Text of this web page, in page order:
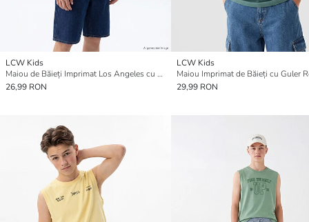
LCW Kids
Maiou de Băieți Imprimat Los Angeles cu Guler Rotund
26,99 RON
LCW Kids
Maiou Imprimat de Băieți cu Guler
29,99 RON